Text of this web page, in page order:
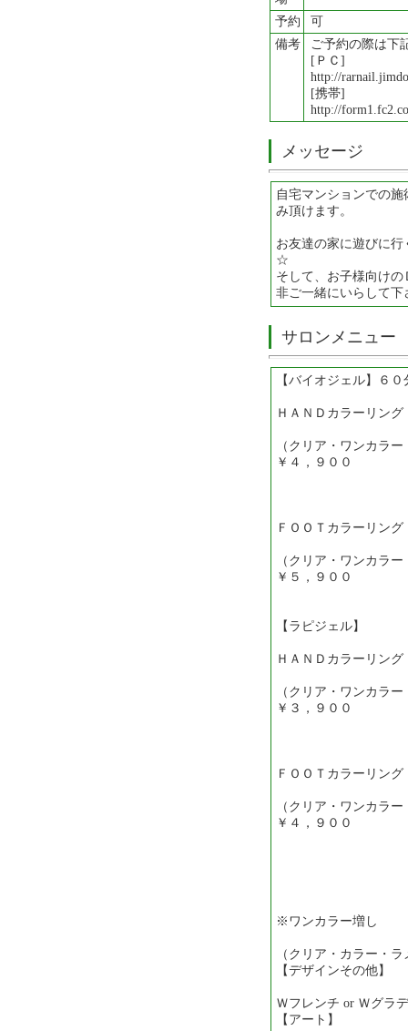
予約
可
備考
ご予約の際は下
[ＰＣ]
http://
[携帯]
http://
メッセージ
自宅マンションでの
み頂けます。
お友達の家に遊びに
☆
そして、お子様向け
非ご一緒にいらして下
サロンメニュー
【バイオジェル】６
ＨＡＮＤカラーリング
（クリア・ワンカラ
￥４，９００
ＦＯＯＴカラーリング
（クリア・ワンカラ
￥５，９００
【ラピジェル】
ＨＡＮＤカラーリング
（クリア・ワンカラ
￥３，９００
ＦＯＯＴカラーリング
（クリア・ワンカラ
￥４，９００
※ワンカラー増し
（クリア・カラー・
【デザインその他】
Ｗフレンチ or Ｗグラ
【アート】